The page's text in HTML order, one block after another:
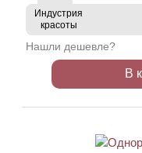
Индустрия
красоты
Нашли дешевле?
В